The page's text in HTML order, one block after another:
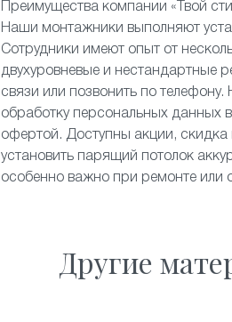
Преимущества компании «Твой
Наши монтажники выполняют
Сотрудники имеют опыт от
двухуровневые и нестандартные
связи или позвонить по
обработку персональных данных
офертой. Доступны акции, скидка
установить парящий потолок
особенно важно при ремонте или
Другие